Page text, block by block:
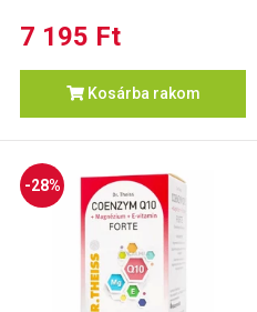
7 195 Ft
Kosárba rakom
-28%